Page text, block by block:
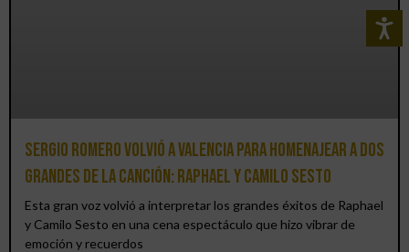
Sergio Romero volvió a Valencia para homenajear a dos
grandes de la canción: Raphael y Camilo Sesto
Esta gran voz volvió a interpretar los grandes éxitos de Raphael
y Camilo Sesto en una cena espectáculo que hizo vibrar de
emoción y recuerdos